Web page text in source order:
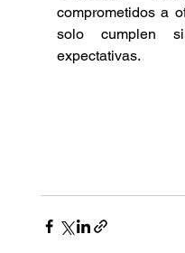
comprometidos a
solo cumplen
expectativas.